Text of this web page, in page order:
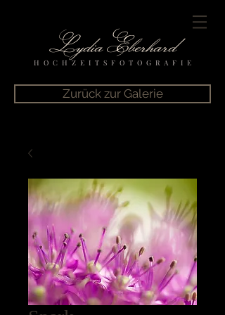
Lydia Eberhard
H O C H Z E I T S F O T O G R A F I E
Zurück zur Galerie